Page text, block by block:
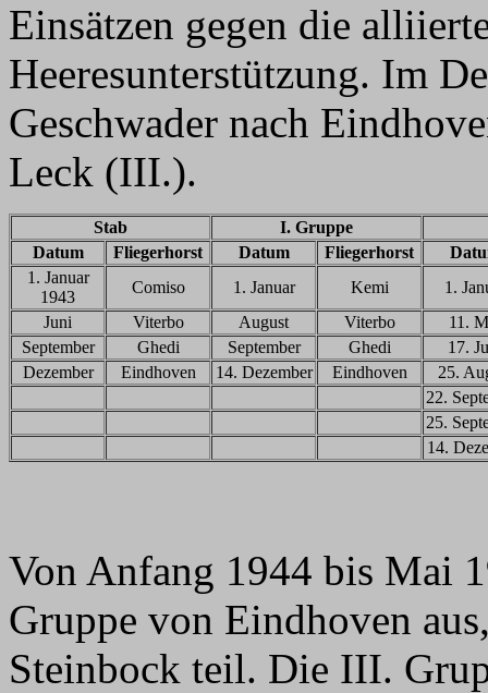
Einsätzen gegen die
Heeresunterstützung. Im
Geschwader nach
Leck (III.).
Stab
I. Gruppe
Datum
Fliegerhorst Datum Fliegerhorst
1. Januar
1943
Comiso 1. Januar Kemi
1.
Juni
Viterbo August Viterbo
11.
September
Ghedi September Ghedi
17.
Dezember
Eindhoven 14. Dezember Eindhoven
25.
22.
25.
14.
Von Anfang 1944 bis Mai
Gruppe von Eindhoven
Steinbock teil. Die III.